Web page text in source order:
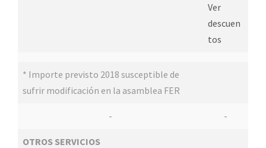
Ver
descuen
tos
* Importe previsto 2018 susceptible de
sufrir modificación en la asamblea FER
- -
OTROS SERVICIOS